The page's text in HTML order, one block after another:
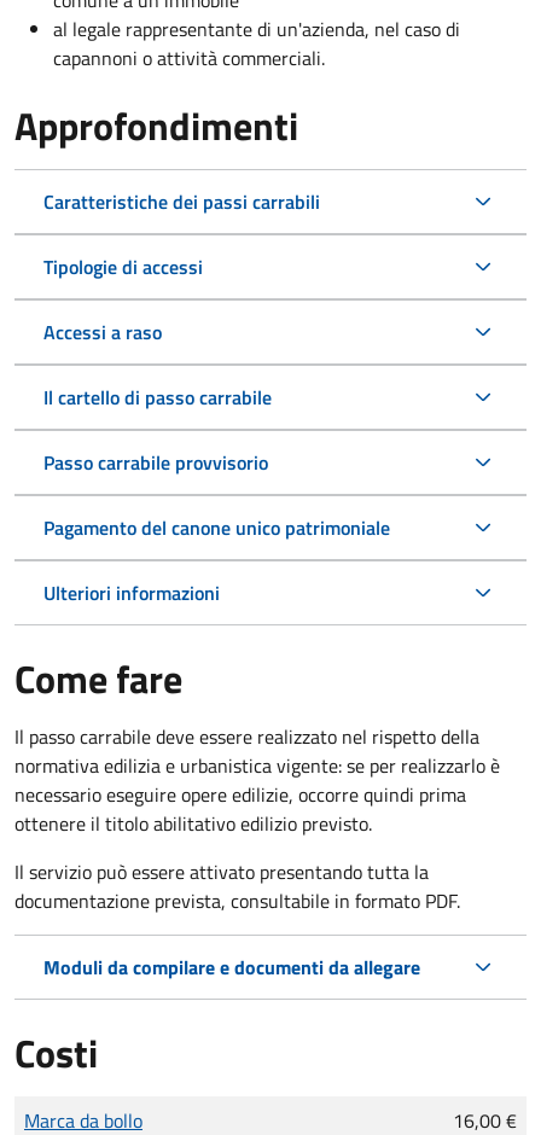
al legale rappresentante di un'azienda, nel caso di
capannoni o attività commerciali.
Approfondimenti
Caratteristiche dei passi carrabili
Tipologie di accessi
Accessi a raso
Il cartello di passo carrabile
Passo carrabile provvisorio
Pagamento del canone unico patrimoniale
Ulteriori informazioni
Come fare
Il passo carrabile deve essere realizzato nel rispetto della
normativa edilizia e urbanistica vigente: se per realizzarlo è
necessario eseguire opere edilizie, occorre quindi prima
ottenere il titolo abilitativo edilizio previsto.
Il servizio può essere attivato presentando tutta la
documentazione prevista, consultabile in formato PDF.
Moduli da compilare e documenti da allegare
Costi
Tipo di pagamento
Importo
Marca da bollo 16,00 €